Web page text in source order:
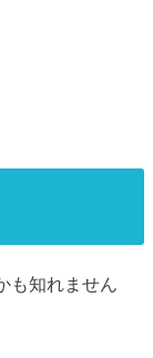
も知れません